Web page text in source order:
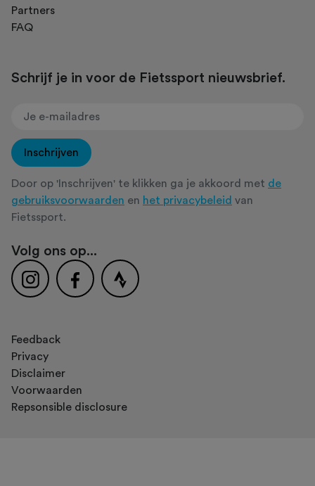
Partners
FAQ
Schrijf je in voor de Fietssport nieuwsbrief.
Inschrijven
Door op 'Inschrijven' te klikken ga je akkoord met de
gebruiksvoorwaarden en het privacybeleid van
Fietssport.
Volg ons op...
Feedback
Privacy
Disclaimer
Voorwaarden
Repsonsible disclosure